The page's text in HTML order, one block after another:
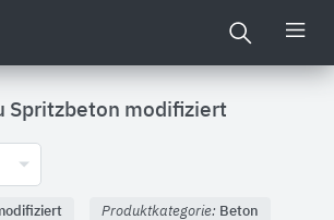
Spritzbeton modifiziert
Produktkategorie: Beton